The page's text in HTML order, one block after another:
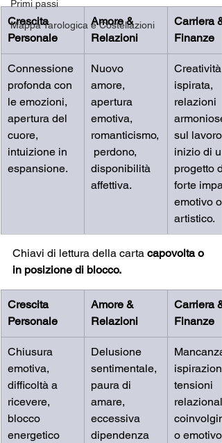
Primi passi
Mappa Tarologica e Costellazioni
Crescita
Personale
Amore &
Relazioni
Carriera &
Finanze
Connessione
profonda con
le emozioni,
apertura del
cuore,
intuizione in
espansione.
Nuovo
amore,
apertura
emotiva,
romanticismo,
perdono,
disponibilità
affettiva.
Creatività
ispirata,
relazioni
armoniose
sul lavoro,
inizio di
progetto
forte
emotivo o
artistico.
Chiavi di lettura della carta capovolta o
in posizione di blocco.
Crescita
Personale
Amore &
Relazioni
Carriera &
Finanze
Chiusura
emotiva,
difficoltà a
ricevere,
blocco
energetico
Delusione
sentimentale,
paura di
amare,
eccessiva
dipendenza
tensioni
o emotivo